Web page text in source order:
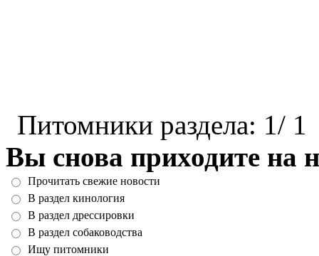
Питомники раздела: 1/
Вы снова приходите на
Прочитать свежие новости
В раздел кинология
В раздел дрессировки
В раздел собаководства
Ищу питомники